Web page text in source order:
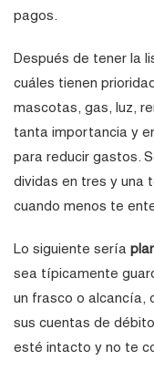
pagos.
Después de tener la
cuáles tienen
mascotas, gas, luz,
tanta importancia y
para reducir gastos.
dividas en tres y una
cuando menos te
Lo siguiente sería
sea típicamente
un frasco o alcancía,
sus cuentas de
esté intacto y no te